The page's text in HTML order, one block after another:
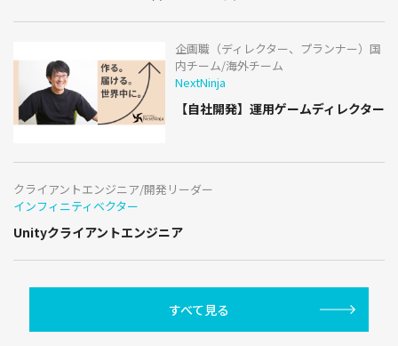
企画職（ディレクター、プランナー）国
内チーム/海外チーム
NextNinja
【自社開発】運用ゲームディレクター
クライアントエンジニア/開発リーダー
インフィニティベクター
Unityクライアントエンジニア
すべて見る